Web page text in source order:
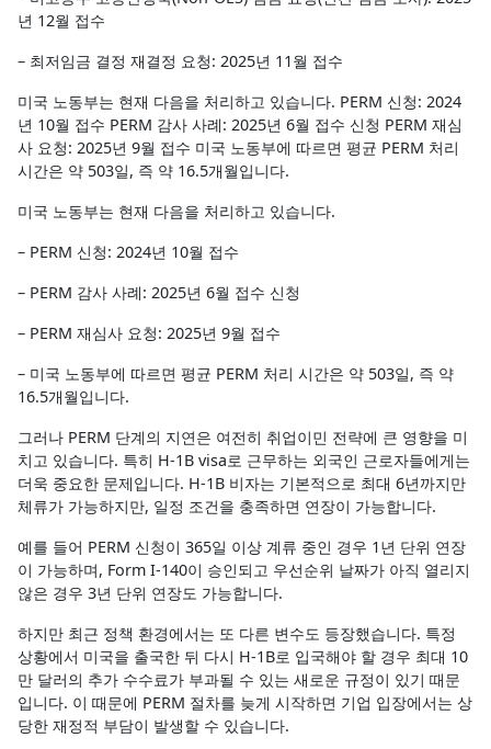
년 12월 접수
– 최저임금 결정 재결정 요청: 2025년 11월 접수
미국 노동부는 현재 다음을 처리하고 있습니다. PERM 신청: 2024
년 10월 접수 PERM 감사 사례: 2025년 6월 접수 신청 PERM 재심
사 요청: 2025년 9월 접수 미국 노동부에 따르면 평균 PERM 처리
시간은 약 503일, 즉 약 16.5개월입니다.
미국 노동부는 현재 다음을 처리하고 있습니다.
– PERM 신청: 2024년 10월 접수
– PERM 감사 사례: 2025년 6월 접수 신청
– PERM 재심사 요청: 2025년 9월 접수
– 미국 노동부에 따르면 평균 PERM 처리 시간은 약 503일, 즉 약
16.5개월입니다.
그러나 PERM 단계의 지연은 여전히 취업이민 전략에 큰 영향을 미
치고 있습니다. 특히 H-1B visa로 근무하는 외국인 근로자들에게는
더욱 중요한 문제입니다. H-1B 비자는 기본적으로 최대 6년까지만
체류가 가능하지만, 일정 조건을 충족하면 연장이 가능합니다.
예를 들어 PERM 신청이 365일 이상 계류 중인 경우 1년 단위 연장
이 가능하며, Form I-140이 승인되고 우선순위 날짜가 아직 열리지
않은 경우 3년 단위 연장도 가능합니다.
하지만 최근 정책 환경에서는 또 다른 변수도 등장했습니다. 특정
상황에서 미국을 출국한 뒤 다시 H-1B로 입국해야 할 경우 최대 10
만 달러의 추가 수수료가 부과될 수 있는 새로운 규정이 있기 때문
입니다. 이 때문에 PERM 절차를 늦게 시작하면 기업 입장에서는 상
당한 재정적 부담이 발생할 수 있습니다.